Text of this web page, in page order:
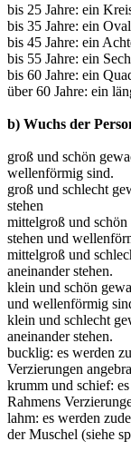
bis 25 Jahre: ein
bis 35 Jahre: ein Oval
bis 45 Jahre: ein
bis 55 Jahre: ein
bis 60 Jahre: ein
über 60 Jahre: ein
b) Wuchs der
groß und schön
wellenförmig sind.
groß und schlecht
stehen
mittelgroß und
stehen und
mittelgroß und
aneinander stehen.
klein und schön
und wellenförmig
klein und schlecht
aneinander stehen.
bucklig: es werden
Verzierungen
krumm und schief:
Rahmens
lahm: es werden
der Muschel (siehe